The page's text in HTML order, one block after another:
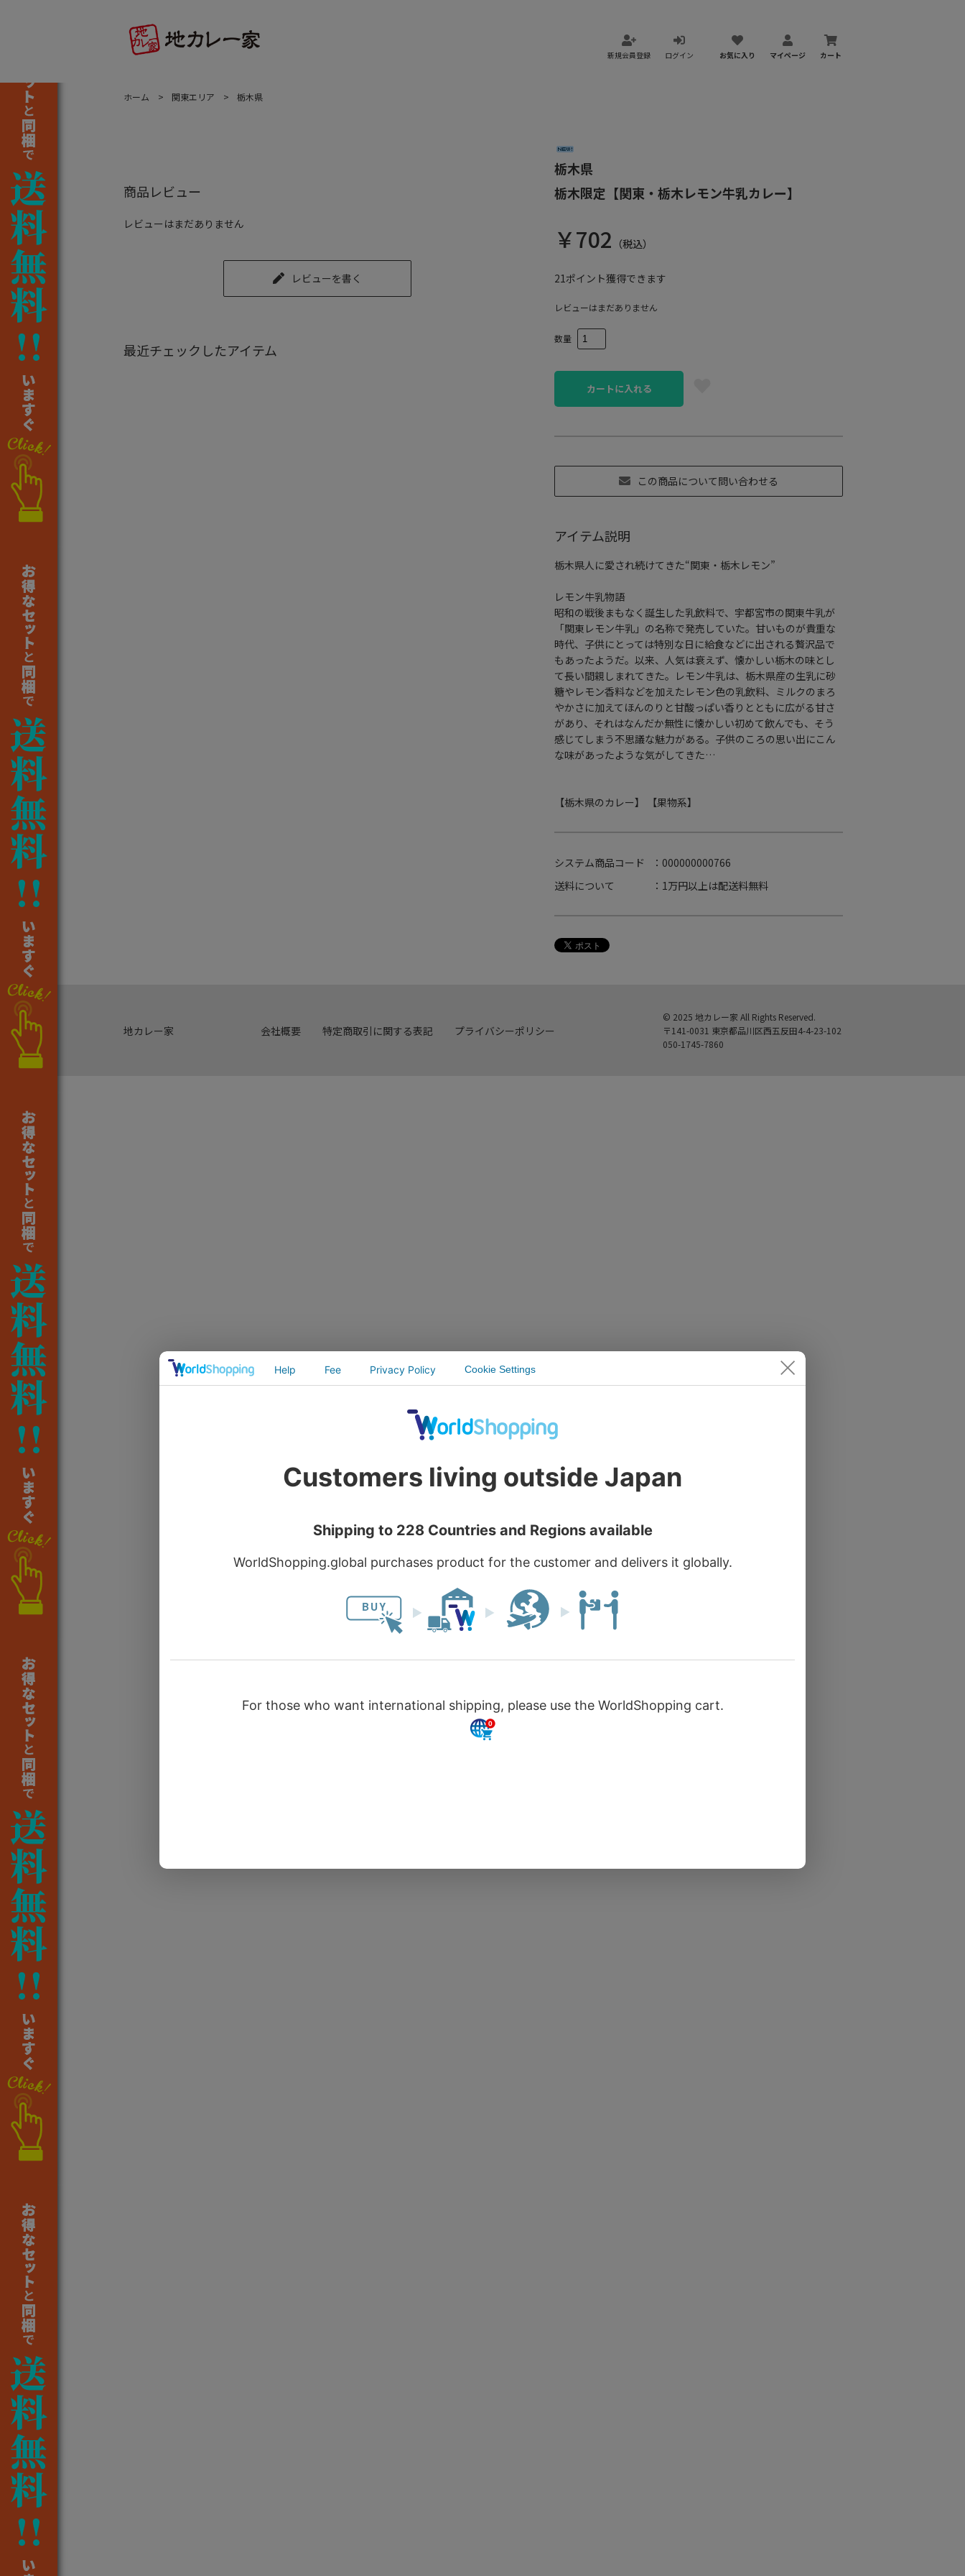
新規会員登録 ログイン お気に入り マイページ カート
ホーム 関東エリア 栃木県
栃木県
栃木限定【関東・栃木レモン牛乳カレー】
￥702 （税込）
21ポイント獲得できます
レビューはまだありません
数量
カートに入れる
この商品について問い合わせる
アイテム説明
栃木県人に愛され続けてきた“関東・栃木レモン”
レモン牛乳物語
昭和の戦後まもなく誕生した乳飲料で、宇都宮市の関東牛乳が
「関東レモン牛乳」の名称で発売していた。甘いものが貴重な
時代、子供にとっては特別な日に給食などに出される贅沢品で
もあったようだ。以来、人気は衰えず、懐かしい栃木の味とし
て長い間親しまれてきた。レモン牛乳は、栃木県産の生乳に砂
糖やレモン香料などを加えたレモン色の乳飲料、ミルクのまろ
やかさに加えてほんのりと甘酸っぱい香りとともに広がる甘さ
があり、それはなんだか無性に懐かしい初めて飲んでも、そう
感じてしまう不思議な魅力がある。子供のころの思い出にこん
な味があったような気がしてきた…
【栃木県のカレー】 【果物系】
システム商品コード
：000000000766
送料について
：1万円以上は配送料無料
商品レビュー
レビューはまだありません
レビューを書く
最近チェックしたアイテム
地カレー家 会社概要 特定商取引に関する表記 プライバシーポリシー
© 2025 地カレー家 All Rights Reserved.
〒141-0031 東京都品川区西五反田4-4-23-102
050-1745-7860